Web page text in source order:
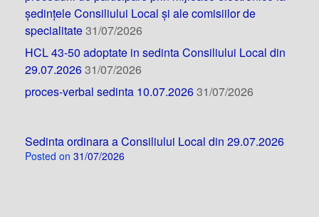
ședințele Consiliului Local și ale comisiilor de
specialitate31/07/2026
HCL 43-50 adoptate in sedinta Consiliului Local din
29.07.202631/07/2026
proces-verbal sedinta 10.07.202631/07/2026
Sedinta ordinara a Consiliului Local din 29.07.2026
Posted on 31/07/2026